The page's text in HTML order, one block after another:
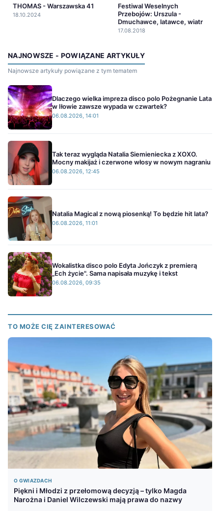
THOMAS - Warszawska 41
18.10.2024
Festiwal Weselnych
Przebojów: Urszula -
Dmuchawce, latawce, wiatr
17.08.2018
NAJNOWSZE - POWIĄZANE ARTYKUŁY
Najnowsze artykuły powiązane z tym tematem
Dlaczego wielka impreza disco polo Pożegnanie Lata
w Iłowie zawsze wypada w czwartek?
06.08.2026, 14:01
Tak teraz wygląda Natalia Siemieniecka z XOXO.
Mocny makijaż i czerwone włosy w nowym nagraniu
06.08.2026, 12:45
Natalia Magical z nową piosenką! To będzie hit lata?
06.08.2026, 11:01
Wokalistka disco polo Edyta Jończyk z premierą
„Ech życie". Sama napisała muzykę i tekst
06.08.2026, 09:35
TO MOŻE CIĘ ZAINTERESOWAĆ
O GWIAZDACH
Piękni i Młodzi z przełomową decyzją – tylko Magda
Narożna i Daniel Wilczewski mają prawa do nazwy